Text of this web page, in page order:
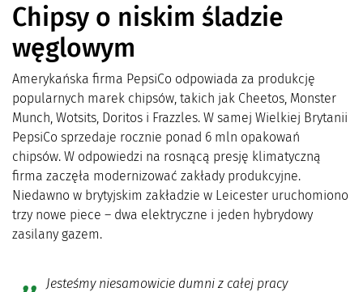
Chipsy o niskim śladzie
węglowym
Amerykańska firma PepsiCo odpowiada za produkcję
popularnych marek chipsów, takich jak Cheetos, Monster
Munch, Wotsits, Doritos i Frazzles. W samej Wielkiej Brytanii
PepsiCo sprzedaje rocznie ponad 6 mln opakowań
chipsów. W odpowiedzi na rosnącą presję klimatyczną
firma zaczęła modernizować zakłady produkcyjne.
Niedawno w brytyjskim zakładzie w Leicester uruchomiono
trzy nowe piece – dwa elektryczne i jeden hybrydowy
zasilany gazem.
Jesteśmy niesamowicie dumni z całej pracy